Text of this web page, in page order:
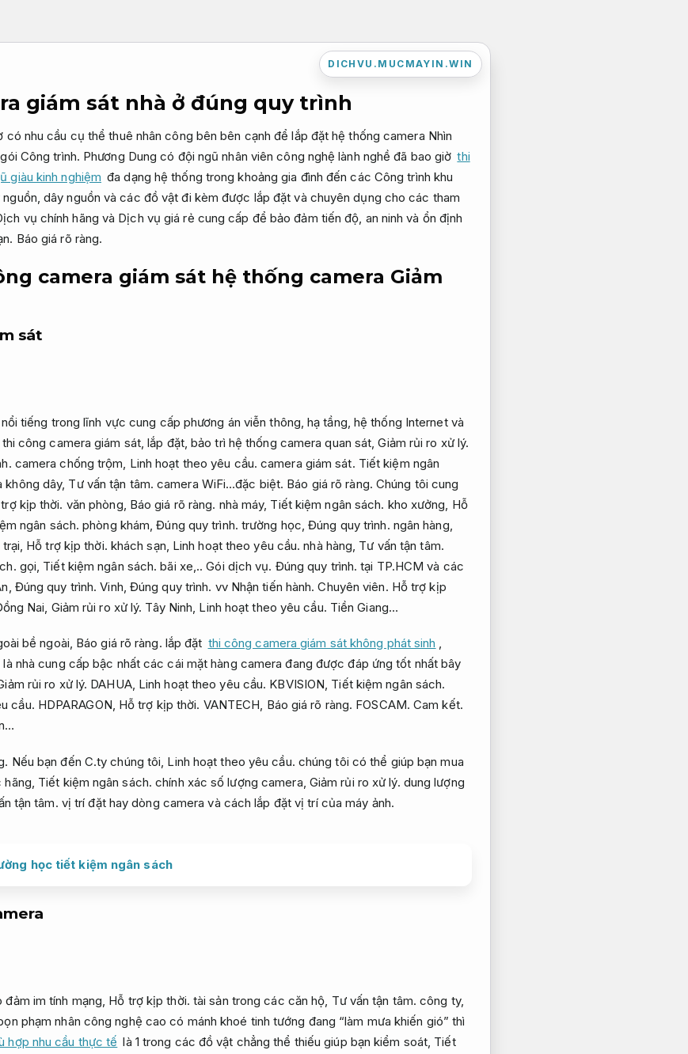
DICHVU.MUCMAYIN.WIN
giám sát nhà ở đúng quy trình
có nhu cầu cụ thể thuê nhân công bên bên cạnh để lắp đặt hệ thống camera Nhìn
Công trình. Phương Dung có đội ngũ nhân viên công nghệ lành nghề đã bao giờ thi
giàu kinh nghiệm đa dạng hệ thống trong khoảng gia đình đến các Công trình khu
dây nguồn và các đồ vật đi kèm được lắp đặt và chuyên dụng cho các tham
vụ chính hãng và Dịch vụ giá rẻ cung cấp để bảo đảm tiến độ, an ninh và ổn định
Báo giá rõ ràng.
camera giám sát hệ thống camera Giảm
sát
tiếng trong lĩnh vực cung cấp phương án viễn thông, hạ tầng, hệ thống Internet và
công camera giám sát, lắp đặt, bảo trì hệ thống camera quan sát,Giảm rủi ro xử lý.
camera chống trộm, Linh hoạt theo yêu cầu. camera giám sát. Tiết kiệm ngân
không dây, Tư vấn tận tâm. camera WiFi…đặc biệt. Báo giá rõ ràng. Chúng tôi cung
kịp thời. văn phòng, Báo giá rõ ràng. nhà máy, Tiết kiệm ngân sách. kho xưởng, Hỗ
ngân sách. phòng khám,Đúng quy trình. trường học,Đúng quy trình. ngân hàng,
Hỗ trợ kịp thời. khách sạn, Linh hoạt theo yêu cầu. nhà hàng, Tư vấn tận tâm.
gọi, Tiết kiệm ngân sách. bãi xe,..Gói dịch vụ. Đúng quy trình. tại TP.HCM và các
Đúng quy trình. Vinh, Đúng quy trình. vv Nhận tiến hành.Chuyên viên. Hỗ trợ kịp
Nai, Giảm rủi ro xử lý. Tây Ninh, Linh hoạt theo yêu cầu. Tiền Giang…
bề ngoài, Báo giá rõ ràng. lắp đặt thi công camera giám sát không phát sinh ,
nhà cung cấp bậc nhất các cái mặt hàng camera đang được đáp ứng tốt nhất bây
rủi ro xử lý. DAHUA, Linh hoạt theo yêu cầu. KBVISION, Tiết kiệm ngân sách.
cầu. HDPARAGON, Hỗ trợ kịp thời. VANTECH, Báo giá rõ ràng. FOSCAM.Cam kết.
Nếu bạn đến C.ty chúng tôi, Linh hoạt theo yêu cầu. chúng tôi có thể giúp bạn mua
hãng, Tiết kiệm ngân sách. chính xác số lượng camera, Giảm rủi ro xử lý. dung lượng
tận tâm. vị trí đặt hay dòng camera và cách lắp đặt vị trí của máy ảnh.
học tiết kiệm ngân sách
đảm im tính mạng, Hỗ trợ kịp thời. tài sản trong các căn hộ, Tư vấn tận tâm. công ty,
phạm nhân công nghệ cao có mánh khoé tinh tướng đang “làm mưa khiến gió” thì
hợp nhu cầu thực tế là 1 trong các đồ vật chẳng thể thiếu giúp bạn kiểm soát, Tiết